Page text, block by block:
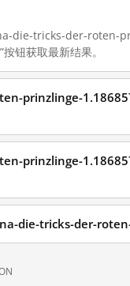
die-tricks-der-roten-
钮获取最新结果。
prinzlinge-
prinzlinge-
die-tricks-der-